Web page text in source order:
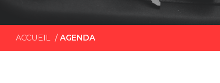
ACCUEIL AGENDA